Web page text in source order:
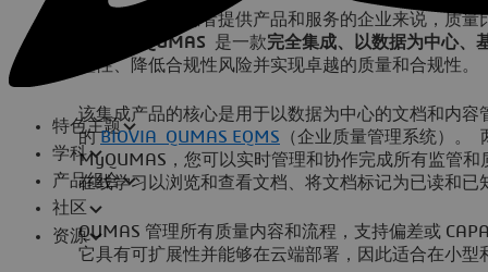
特色主题
学科
产品组合
社区
资源
对于向客户和患者提供产品和服务的企业来说，质
BIOVIA QUMAS 是一款完全集成、以数据为中心、
整性、降低合规性风险并实现卓越的质量和合规性
该集成产品的核心是用于以数据为中心的文档和内容
的BIOVIA QUMAS EQMS （企业质量管理系统）。
MyQUMAS，您可以实时管理和协作完成所有监管
在线学习以浏览和查看文档、将文档标记为已读和已
QUMAS 管理所有质量内容和流程，支持偏差或
它具有可扩展性并能够在云端部署，因此适合在小型